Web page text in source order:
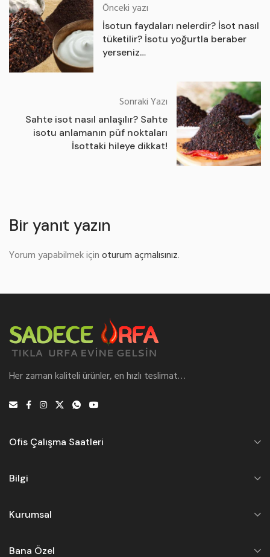
Önceki yazı
İsotun faydaları nelerdir? İsot nasıl
tüketilir? İsotu yoğurtla beraber
yerseniz…
Sonraki Yazı
Sahte isot nasıl anlaşılır? Sahte
isotu anlamanın püf noktaları
İsottaki hileye dikkat!
Bir yanıt yazın
Yorum yapabilmek içinoturum açmalısınız.
Her zaman kaliteli ürünler, en hızlı teslimat…
Ofis Çalışma Saatleri
Bilgi
Kurumsal
Bana Özel